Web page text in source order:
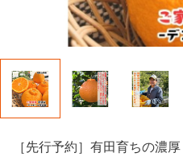
［先行予約］有田育ちの濃